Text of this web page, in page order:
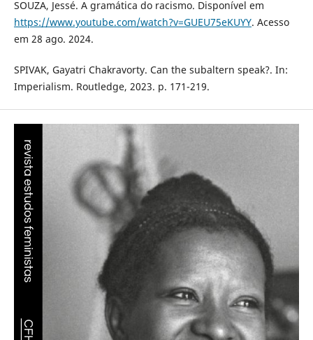
SOUZA, Jessé. A gramática do racismo. Disponível em
https://www.youtube.com/watch?v=GUEU75eKUYY. Acesso
em 28 ago. 2024.
SPIVAK, Gayatri Chakravorty. Can the subaltern speak?. In:
Imperialism. Routledge, 2023. p. 171-219.